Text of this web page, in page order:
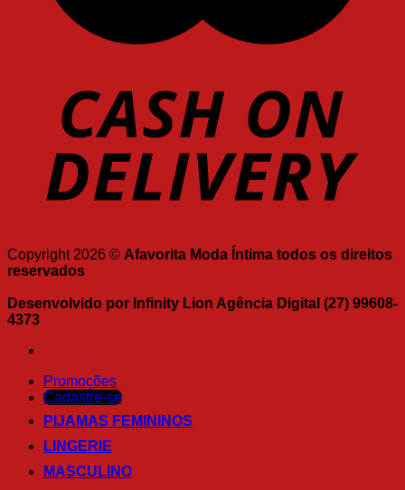
Copyright 2026 © Afavorita Moda Íntima todos os direitos
reservados
Desenvolvido por Infinity Lion Agência Digital (27) 99608-
4373
Promoções
Cadastre-se
PIJAMAS FEMININOS
LINGERIE
MASCULINO